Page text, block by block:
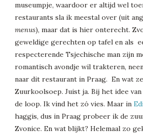
museumpje, waardoor er altijd wel
restaurants sla ik meestal over (uit
menus), maar dat is hier onterecht.
geweldige gerechten op tafel en als
respecterende Tsjechische man zijn
romantisch avondje wil trakteren,
naar dit restaurant in Praag. En wat
Zuurkoolsoep. Juist ja. Bij het idee
de loop. Ik vind het zó vies. Maar in
haggis, dus in Praag probeer ik de
Zvonice. En wat blijkt? Helemaal zo